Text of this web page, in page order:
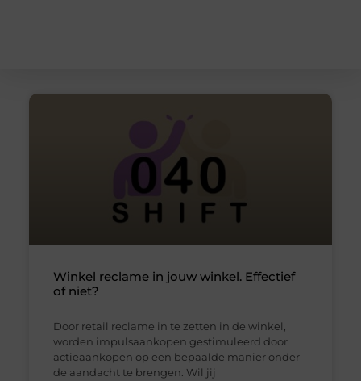
Winkel reclame in jouw winkel. Effectief
of niet?
Door retail reclame in te zetten in de winkel,
worden impulsaankopen gestimuleerd door
actieaankopen op een bepaalde manier onder
de aandacht te brengen. Wil jij